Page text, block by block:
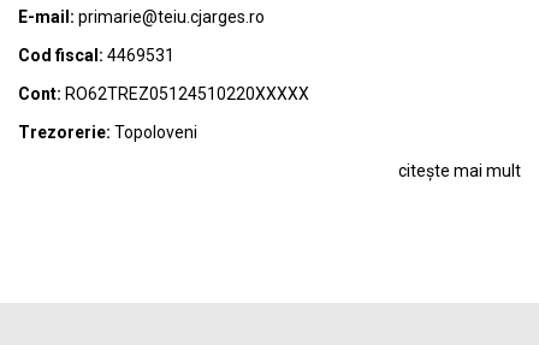
E-mail: primarie@teiu.cjarges.ro
Cod fiscal: 4469531
Cont: RO62TREZ05124510220XXXXX
Trezorerie: Topoloveni
citește mai mult